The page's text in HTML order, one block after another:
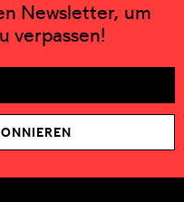
Newsletter, um
verpassen!